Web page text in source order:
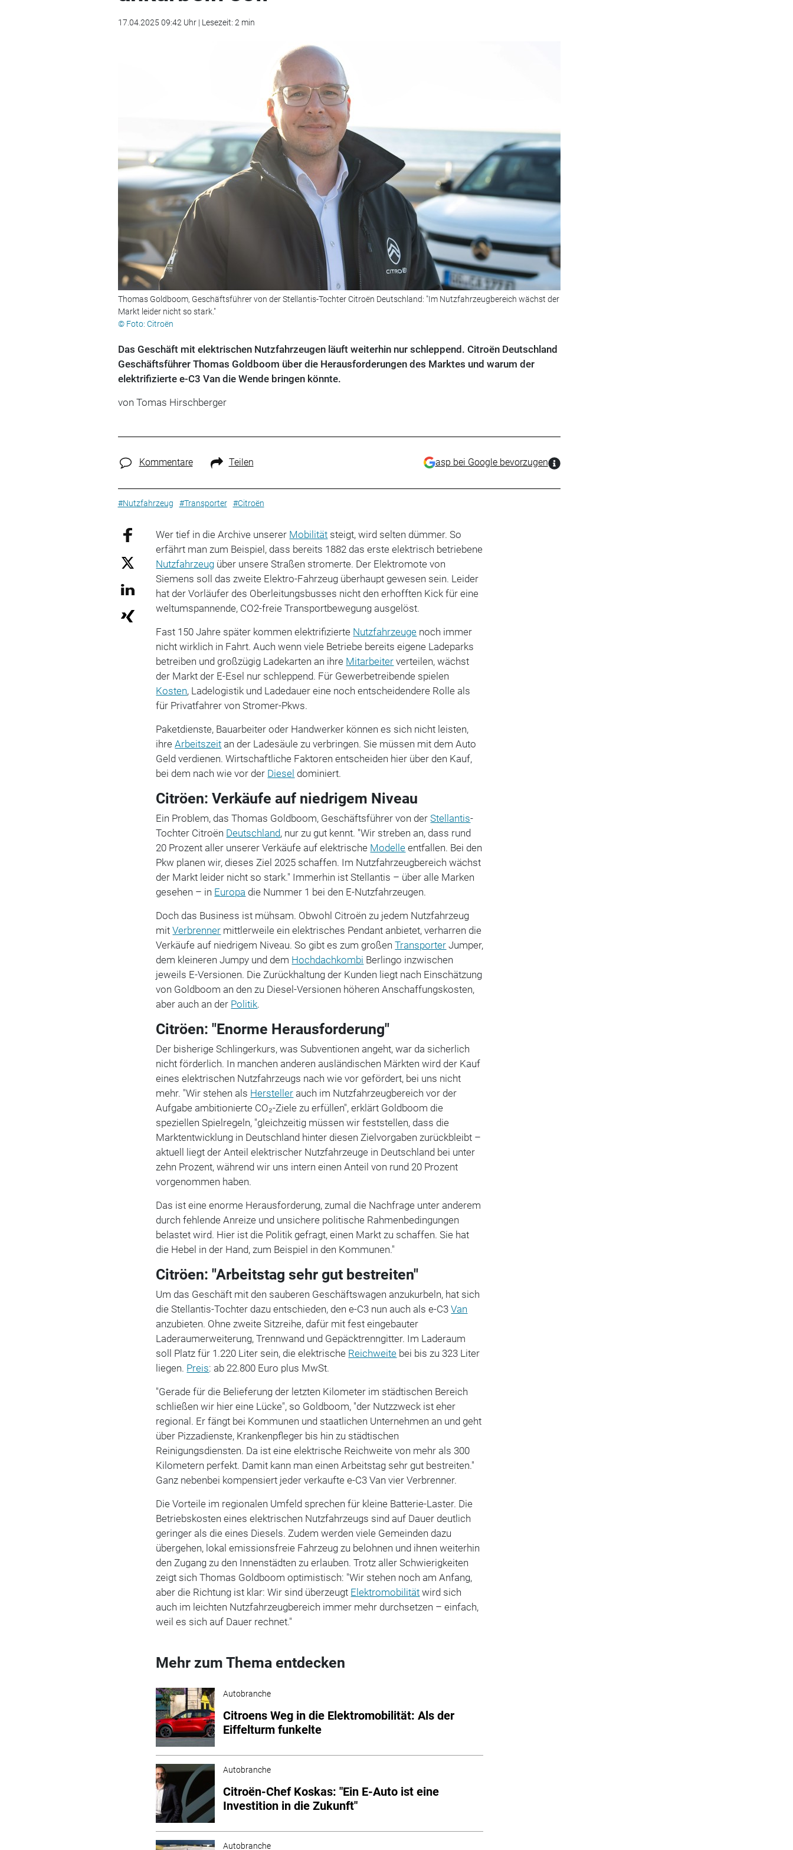
17.04.2025 09:42 Uhr | Lesezeit: 2 min
Thomas Goldboom, Geschäftsführer von der Stellantis-Tochter Citroën Deutschland: "Im Nutzfahrzeugbereich wächst der
Markt leider nicht so stark."
© Foto: Citroën
Das Geschäft mit elektrischen Nutzfahrzeugen läuft weiterhin nur schleppend. Citroën Deutschland
Geschäftsführer Thomas Goldboom über die Herausforderungen des Marktes und warum der
elektrifizierte e-C3 Van die Wende bringen könnte.
von Tomas Hirschberger
Kommentare Teilen asp bei Google bevorzugen
#Nutzfahrzeug #Transporter #Citroën
Wer tief in die Archive unserer Mobilität steigt, wird selten dümmer. So
erfährt man zum Beispiel, dass bereits 1882 das erste elektrisch betriebene
Nutzfahrzeug über unsere Straßen stromerte. Der Elektromote von
Siemens soll das zweite Elektro-Fahrzeug überhaupt gewesen sein. Leider
hat der Vorläufer des Oberleitungsbusses nicht den erhofften Kick für eine
weltumspannende, CO2-freie Transportbewegung ausgelöst.
Fast 150 Jahre später kommen elektrifizierte Nutzfahrzeuge noch immer
nicht wirklich in Fahrt. Auch wenn viele Betriebe bereits eigene Ladeparks
betreiben und großzügig Ladekarten an ihre Mitarbeiter verteilen, wächst
der Markt der E-Esel nur schleppend. Für Gewerbetreibende spielen
Kosten, Ladelogistik und Ladedauer eine noch entscheidendere Rolle als
für Privatfahrer von Stromer-Pkws.
Paketdienste, Bauarbeiter oder Handwerker können es sich nicht leisten,
ihreArbeitszeit an der Ladesäule zu verbringen. Sie müssen mit dem Auto
Geld verdienen. Wirtschaftliche Faktoren entscheiden hier über den Kauf,
bei dem nach wie vor der Diesel dominiert.
Citröen: Verkäufe auf niedrigem Niveau
Ein Problem, das Thomas Goldboom, Geschäftsführer von derStellantis-
Tochter Citroën Deutschland, nur zu gut kennt. "Wir streben an, dass rund
20 Prozent aller unserer Verkäufe auf elektrische Modelle entfallen. Bei den
Pkw planen wir, dieses Ziel 2025 schaffen. Im Nutzfahrzeugbereich wächst
der Markt leider nicht so stark." Immerhin ist Stellantis – über alle Marken
gesehen – in Europa die Nummer 1 bei den E-Nutzfahrzeugen.
Doch das Business ist mühsam. Obwohl Citroën zu jedem Nutzfahrzeug
mitVerbrenner mittlerweile ein elektrisches Pendant anbietet, verharren die
Verkäufe auf niedrigem Niveau. So gibt es zum großenTransporter Jumper,
dem kleineren Jumpy und dem Hochdachkombi Berlingo inzwischen
jeweils E-Versionen. Die Zurückhaltung der Kunden liegt nach Einschätzung
von Goldboom an den zu Diesel-Versionen höheren Anschaffungskosten,
aber auch an der Politik.
Citröen: "Enorme Herausforderung"
Der bisherige Schlingerkurs, was Subventionen angeht, war da sicherlich
nicht förderlich. In manchen anderen ausländischen Märkten wird der Kauf
eines elektrischen Nutzfahrzeugs nach wie vor gefördert, bei uns nicht
mehr. "Wir stehen als Hersteller auch im Nutzfahrzeugbereich vor der
Aufgabe ambitionierte CO₂-Ziele zu erfüllen", erklärt Goldboom die
speziellen Spielregeln, "gleichzeitig müssen wir feststellen, dass die
Marktentwicklung in Deutschland hinter diesen Zielvorgaben zurückbleibt –
aktuell liegt der Anteil elektrischer Nutzfahrzeuge in Deutschland bei unter
zehn Prozent, während wir uns intern einen Anteil von rund 20 Prozent
vorgenommen haben.
Das ist eine enorme Herausforderung, zumal die Nachfrage unter anderem
durch fehlende Anreize und unsichere politische Rahmenbedingungen
belastet wird. Hier ist die Politik gefragt, einen Markt zu schaffen. Sie hat
die Hebel in der Hand, zum Beispiel in den Kommunen."
Citröen: "Arbeitstag sehr gut bestreiten"
Um das Geschäft mit den sauberen Geschäftswagen anzukurbeln, hat sich
die Stellantis-Tochter dazu entschieden, den e-C3 nun auch als e-C3Van
anzubieten. Ohne zweite Sitzreihe, dafür mit fest eingebauter
Laderaumerweiterung, Trennwand und Gepäcktrenngitter. Im Laderaum
soll Platz für 1.220 Liter sein, die elektrische Reichweite bei bis zu 323 Liter
liegen. Preis: ab 22.800 Euro plus MwSt.
"Gerade für die Belieferung der letzten Kilometer im städtischen Bereich
schließen wir hier eine Lücke", so Goldboom, "der Nutzzweck ist eher
regional. Er fängt bei Kommunen und staatlichen Unternehmen an und geht
über Pizzadienste, Krankenpfleger bis hin zu städtischen
Reinigungsdiensten. Da ist eine elektrische Reichweite von mehr als 300
Kilometern perfekt. Damit kann man einen Arbeitstag sehr gut bestreiten."
Ganz nebenbei kompensiert jeder verkaufte e-C3 Van vier Verbrenner.
Die Vorteile im regionalen Umfeld sprechen für kleine Batterie-Laster. Die
Betriebskosten eines elektrischen Nutzfahrzeugs sind auf Dauer deutlich
geringer als die eines Diesels. Zudem werden viele Gemeinden dazu
übergehen, lokal emissionsfreie Fahrzeug zu belohnen und ihnen weiterhin
den Zugang zu den Innenstädten zu erlauben. Trotz aller Schwierigkeiten
zeigt sich Thomas Goldboom optimistisch: "Wir stehen noch am Anfang,
aber die Richtung ist klar: Wir sind überzeugt Elektromobilität wird sich
auch im leichten Nutzfahrzeugbereich immer mehr durchsetzen – einfach,
weil es sich auf Dauer rechnet."
Mehr zum Thema entdecken
Autobranche
Citroens Weg in die Elektromobilität: Als der
Eiffelturm funkelte
Autobranche
Citroën-Chef Koskas: "Ein E-Auto ist eine
Investition in die Zukunft"
Autobranche